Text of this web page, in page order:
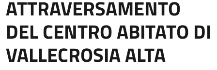
ATTRAVERSAMENTO
DEL CENTRO ABITATO DI
VALLECROSIA ALTA